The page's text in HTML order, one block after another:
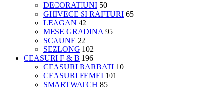
DECORATIUNI 50
GHIVECE SI RAFTURI 65
LEAGAN 42
MESE GRADINA 95
SCAUNE 22
SEZLONG 102
CEASURI F & B 196
CEASURI BARBATI 10
CEASURI FEMEI 101
SMARTWATCH 85